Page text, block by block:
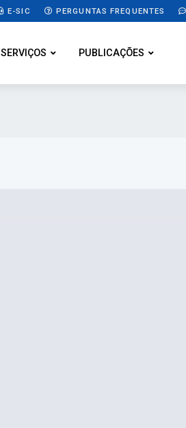
E-SIC PERGUNTAS FREQUENTES
SERVIÇOS PUBLICAÇÕES